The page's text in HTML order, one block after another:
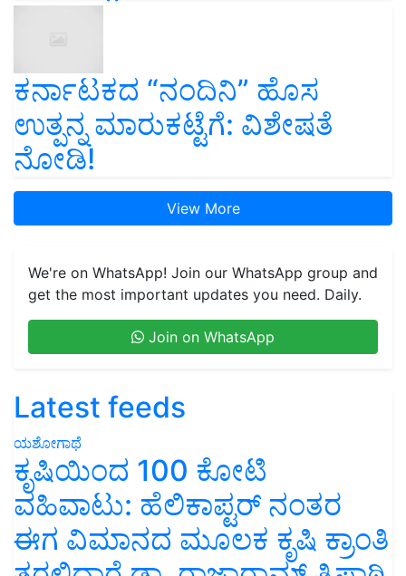
ಕರ್ನಾಟಕದ “ನಂದಿನಿ” ಹೊಸ
ಉತ್ಪನ್ನ ಮಾರುಕಟ್ಟೆಗೆ: ವಿಶೇಷತೆ
ನೋಡಿ!
View More
We're on WhatsApp! Join our WhatsApp group and
get the most important updates you need. Daily.
Join on WhatsApp
Latest feeds
ಯಶೋಗಾಥೆ
ಕೃಷಿಯಿಂದ 100 ಕೋಟಿ
ವಹಿವಾಟು: ಹೆಲಿಕಾಪ್ಟರ್ ನಂತರ
ಈಗ ವಿಮಾನದ ಮೂಲಕ ಕೃಷಿ ಕ್ರಾಂತಿ